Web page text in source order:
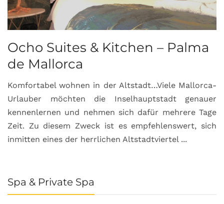
Ocho Suites & Kitchen – Palma
de Mallorca
Komfortabel wohnen in der Altstadt…Viele Mallorca-
Urlauber möchten die Inselhauptstadt genauer
kennenlernen und nehmen sich dafür mehrere Tage
Zeit. Zu diesem Zweck ist es empfehlenswert, sich
inmitten eines der herrlichen Altstadtviertel ...
Spa & Private Spa